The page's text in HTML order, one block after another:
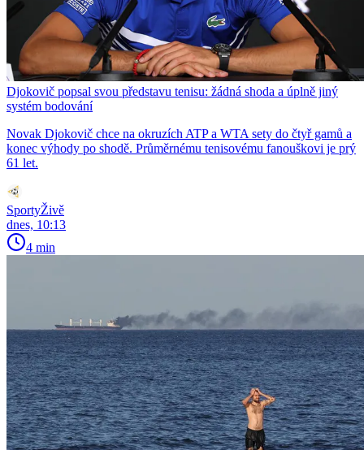
Djokovič popsal svou představu tenisu: žádná shoda a úplně jiný
systém bodování
Novak Djokovič chce na okruzích ATP a WTA sety do čtyř gamů a
konec výhody po shodě. Průměrnému tenisovému fanouškovi je prý
61 let.
SportyŽivě
dnes, 10:13
4 min